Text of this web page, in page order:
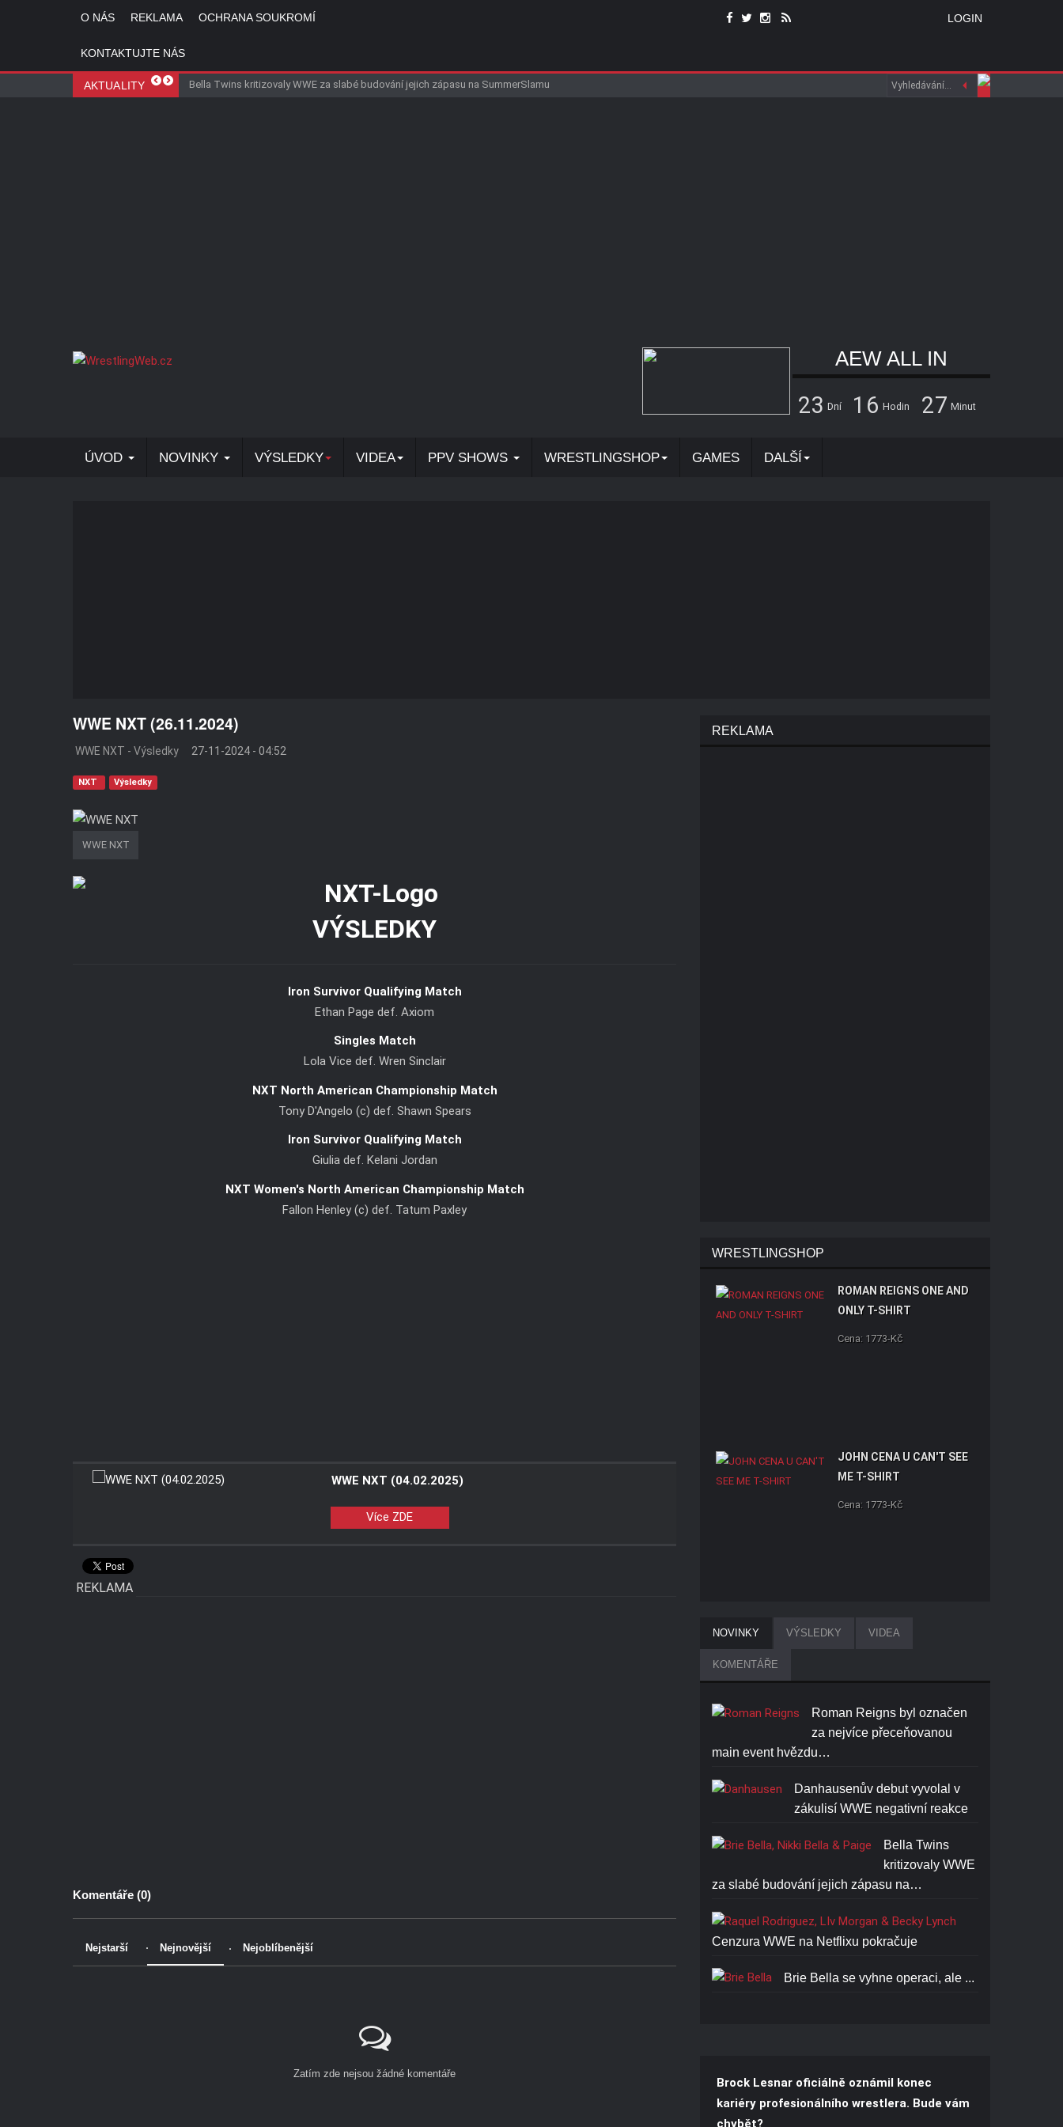
O NÁS REKLAMA OCHRANA SOUKROMÍ
KONTAKTUJTE NÁS
LOGIN
AKTUALITY Roman Reigns byl označen za nejvíce přeceňovanou main event hvězdu v historii WWE
Danhausenův debut vyvolal v zákulisí WWE negativní reakce
Bella Twins kritizovaly WWE za slabé budování jejich zápasu na SummerSlamu
Cenzura WWE na Netflixu pokračuje
AEW ALL IN
23 Dní 1 6 Hodin 27 Minut
ÚVOD NOVINKY VÝSLEDKY VIDEA PPV SHOWS WRESTLINGSHOP GAMES DALŠÍ
WWE NXT (26.11.2024)
WWE NXT - Výsledky 27-11-2024 - 04:52
NXT Výsledky
WWE NXT
VÝSLEDKY
Iron Survivor Qualifying Match
Ethan Page def. Axiom
Singles Match
Lola Vice def. Wren Sinclair
NXT North American Championship Match
Tony D'Angelo (c) def. Shawn Spears
Iron Survivor Qualifying Match
Giulia def. Kelani Jordan
NXT Women's North American Championship Match
Fallon Henley (c) def. Tatum Paxley
WWE NXT (04.02.2025)
Více ZDE
REKLAMA
Komentáře (0)
Nejstarší Nejnovější Nejoblíbenější
Zatím zde nejsou žádné komentáře
REKLAMA
WRESTLINGSHOP
ROMAN REIGNS ONE AND
ONLY T-SHIRT
Cena: 1773-Kč
JOHN CENA U CAN'T SEE
ME T-SHIRT
Cena: 1773-Kč
BROCK LESNAR BEAST T-
SHIRT
Cena: 1773-Kč
NOVINKY VÝSLEDKY VIDEA
KOMENTÁŘE
Roman Reigns byl označen
za nejvíce přeceňovanou
main event hvězdu…
Danhausenův debut vyvolal v
zákulisí WWE negativní reakce
Bella Twins
kritizovaly WWE
za slabé budování jejich zápasu na…
Cenzura WWE na Netflixu pokračuje
Brie Bella se vyhne operaci, ale ...
Brock Lesnar oficiálně oznámil konec
kariéry profesionálního wrestlera. Bude vám
chybět?